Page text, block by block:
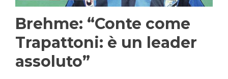
Brehme: “Conte come
Trapattoni: è un leader
assoluto”